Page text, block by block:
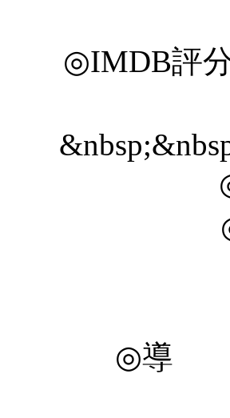
◎IMDB評分
◎導 演